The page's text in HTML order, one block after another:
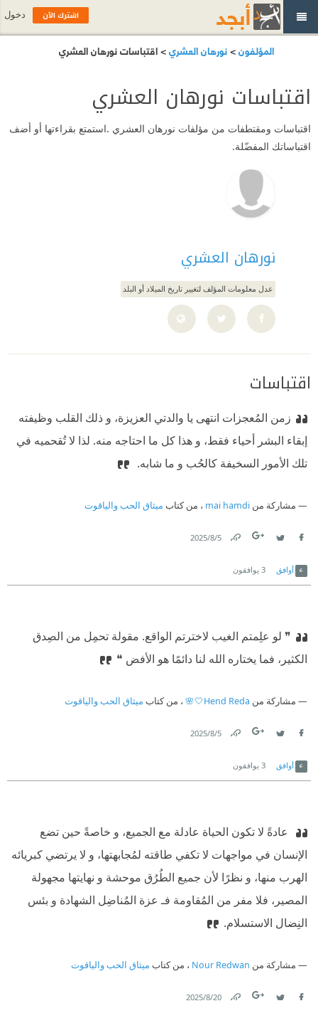
المؤلفون>نورهان العشري> اقتباسات نورهان العشري
اقتباسات نورهان العشري
اقتباسات ومقتطفات من مؤلفات نورهان العشري .استمتع بقراءتها أو أضف
اقتباساتك المفضّلة.
نورهان العشري
عدل معلومات المؤلف لتغيير تاريخ الميلاد أو البلد
اقتباسات
زمن المُعجزات انتهى يا والدتي العزيزة، و ذلك القلب وظيفته
إبقاء البشر أحياء فقط، و هذا كل ما احتاجه منه. لذا لا تُقحميه في
تلك الأمور السخيفة كالحُب و ما شابه. ‏
مشاركة من mai hamdi ، من كتاب ميثاق الحب والياقوت
5‏/8‏/2025
أوافق 3 يوافقون
❞ لو علِمتم الغيب لاخترتم الواقع. مقولة تحمِل من الصِدق
الكثير، فما يختاره الله لنا دائمًا هو الأفض ❝
مشاركة من Hend Reda🤍🌸 ، من كتاب ميثاق الحب والياقوت
5‏/8‏/2025
أوافق 3 يوافقون
‫ ‏عادةً لا تكون الحياة عادلة مع الجميع، و خاصةً حين تضع
الإنسان في مواجهات لا تكفي طاقته لمُجابهتها، و لا يرتضي كبريائه
الهرب منها، و نظرًا لأن جميع الطُرُق موحشة و نهايتها مجهولة
المصير، فلا مفر من المُقاومة فـ عزة المُناضِل الشهادة و بئس
النِضال الاستسلام.‏
مشاركة من Nour Redwan ، من كتاب ميثاق الحب والياقوت
20‏/8‏/2025
اشترك الآن دخول